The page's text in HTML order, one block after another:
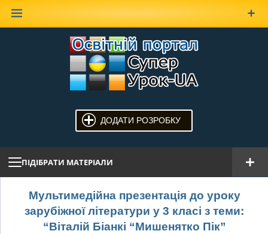
ДОДАТИ РОЗРОБКУ
ПІДІБРАТИ МАТЕРІАЛИ
Мультимедійна презентація до уроку
зарубіжної літератури у 3 класі з теми:
“Віталій Біанкі “Мишенятко Пік”